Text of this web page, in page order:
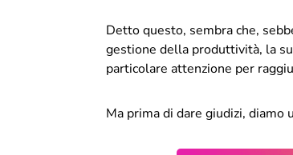
Detto questo, sembra che,
gestione della produttività, la
particolare attenzione per
Ma prima di dare giudizi, diamo